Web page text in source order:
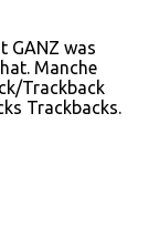
GANZ was
Manche
Trackback
Trackbacks.